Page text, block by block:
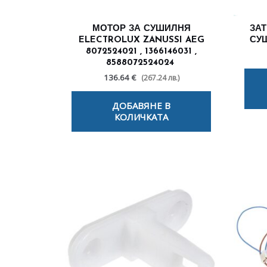
МОТОР ЗА СУШИЛНЯ
ELECTROLUX ZANUSSI AEG
8072524021 , 1366146031 ,
8588072524024
136.64 € (267.24 лв.)
ДОБАВЯНЕ В
КОЛИЧКАТА